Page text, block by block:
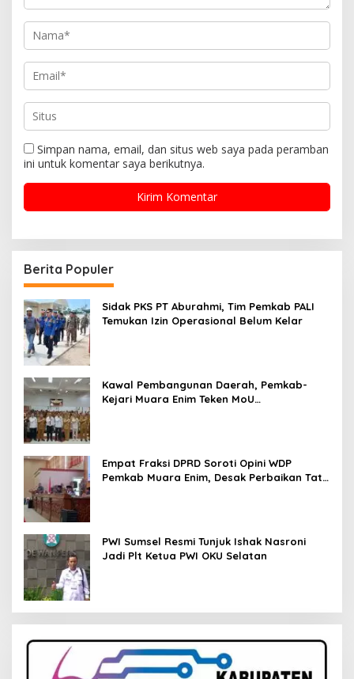
Simpan nama, email, dan situs web saya pada peramban
ini untuk komentar saya berikutnya.
Berita Populer
Sidak PKS PT Aburahmi, Tim Pemkab PALI
Temukan Izin Operasional Belum Kelar
Kawal Pembangunan Daerah, Pemkab-
Kejari Muara Enim Teken MoU
Empat Fraksi DPRD Soroti Opini WDP
Pemkab Muara Enim, Desak Perbaikan Tata
PWI Sumsel Resmi Tunjuk Ishak Nasroni
Jadi Plt Ketua PWI OKU Selatan